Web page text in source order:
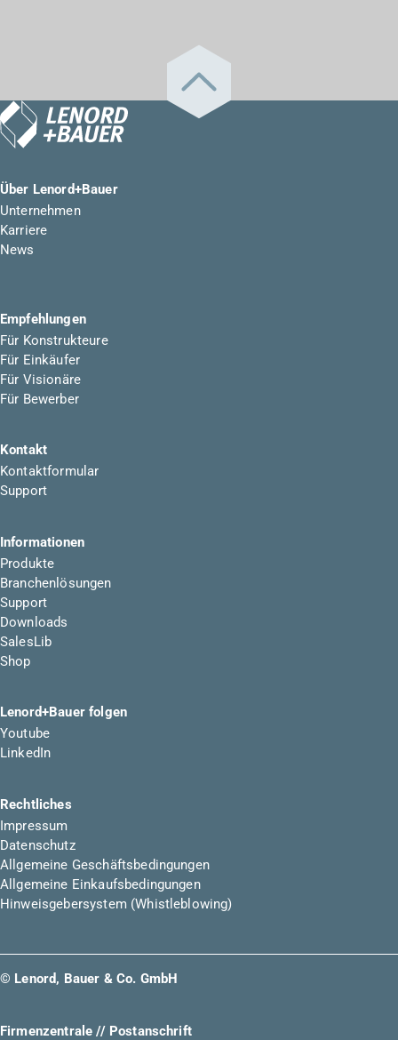
Über Lenord+Bauer
Unternehmen
Karriere
News
Empfehlungen
Für Konstrukteure
Für Einkäufer
Für Visionäre
Für Bewerber
Kontakt
Kontaktformular
Support
Informationen
Produkte
Branchenlösungen
Support
Downloads
SalesLib
Shop
Lenord+Bauer folgen
Youtube
LinkedIn
Rechtliches
Impressum
Datenschutz
Allgemeine Geschäftsbedingungen
Allgemeine Einkaufsbedingungen
Hinweisgebersystem (Whistleblowing)
© Lenord, Bauer & Co. GmbH
Firmenzentrale // Postanschrift